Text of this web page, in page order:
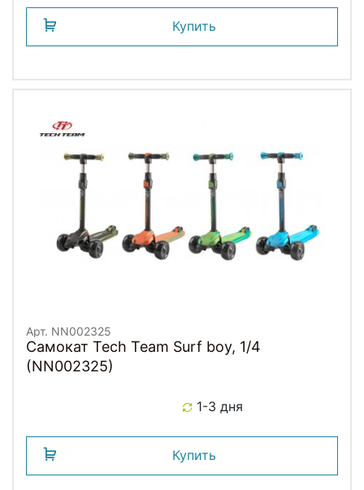
Купить
Арт. NN002325
Самокат Tech Team Surf boy, 1/4
(NN002325)
1-3 дня
Купить